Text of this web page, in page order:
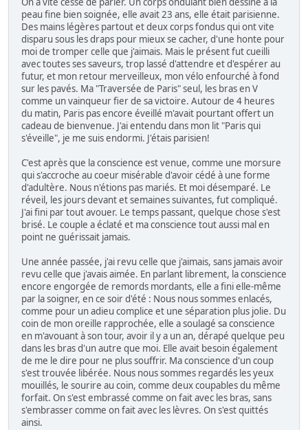
peau fine bien soignée, elle avait 23 ans, elle était parisienne.
Des mains légères partout et deux corps fondus qui ont vite
disparu sous les draps pour mieux se cacher, d'une honte pour
moi de tromper celle que j'aimais. Mais le présent fut cueilli
avec toutes ses saveurs, trop lassé d'attendre et d'espérer au
futur, et mon retour merveilleux, mon vélo enfourché à fond
sur les pavés. Ma "Traversée de Paris" seul, les bras en V
comme un vainqueur fier de sa victoire. Autour de 4 heures
du matin, Paris pas encore éveillé m'avait pourtant offert un
cadeau de bienvenue. J'ai entendu dans mon lit "Paris qui
s'éveille", je me suis endormi. J'étais parisien!
C'est après que la conscience est venue, comme une morsure
qui s'accroche au coeur misérable d'avoir cédé à une forme
d'adultère. Nous n'étions pas mariés. Et moi désemparé. Le
réveil, les jours devant et semaines suivantes, fut compliqué.
J'ai fini par tout avouer. Le temps passant, quelque chose s'est
brisé. Le couple a éclaté et ma conscience tout aussi mal en
point ne guérissait jamais.
Une année passée, j'ai revu celle que j'aimais, sans jamais avoir
revu celle que j'avais aimée. En parlant librement, la conscience
encore engorgée de remords mordants, elle a fini elle-même
par la soigner, en ce soir d'été : Nous nous sommes enlacés,
comme pour un adieu complice et une séparation plus jolie. Du
coin de mon oreille rapprochée, elle a soulagé sa conscience
en m'avouant à son tour, avoir il y a un an, dérapé quelque peu
dans les bras d'un autre que moi. Elle avait besoin également
de me le dire pour ne plus souffrir. Ma conscience d'un coup
s'est trouvée libérée. Nous nous sommes regardés les yeux
mouillés, le sourire au coin, comme deux coupables du même
forfait. On s'est embrassé comme on fait avec les bras, sans
s'embrasser comme on fait avec les lèvres. On s'est quittés
ainsi.